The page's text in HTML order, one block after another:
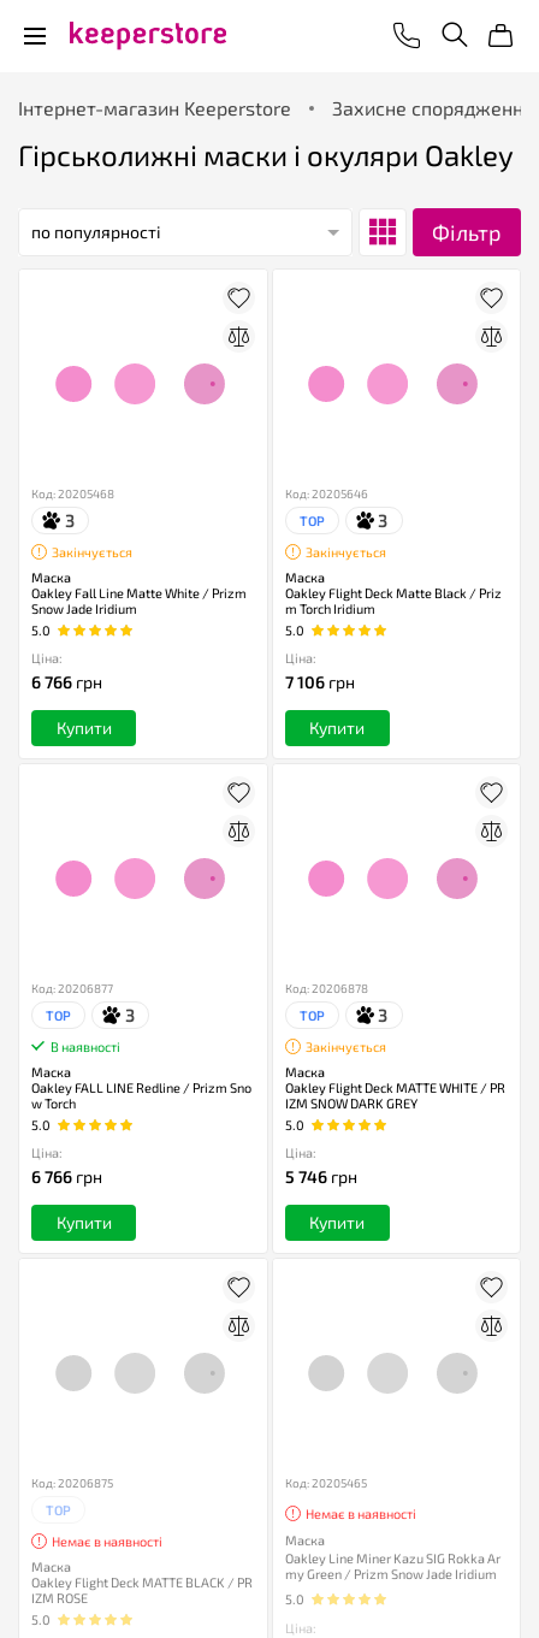
Інтернет-магазин Keeperstore Захисне спорядження
Гірськолижні маски і окуляри Oakley
по популярності Фільтр
Код: 20205468
3
Закінчується
Маска
Oakley Fall Line Matte White / Prizm
Snow Jade Iridium
5.0
Ціна:
6 766 грн
Купити
Код: 20205646
TOP 3
Закінчується
Маска
Oakley Flight Deck Matte Black / Priz
m Torch Iridium
5.0
Ціна:
7 106грн
Купити
Код: 20206877
TOP 3
В наявності
Маска
Oakley FALL LINE Redline / Prizm Sno
w Torch
5.0
Ціна:
6 766 грн
Купити
Код: 20206878
TOP 3
Закінчується
Маска
Oakley Flight Deck MATTE WHITE / PR
IZM SNOW DARK GREY
5.0
Ціна:
5 746грн
Купити
Код: 20206875
TOP
Немає в наявності
Маска
Oakley Flight Deck MATTE BLACK / PR
IZM ROSE
5.0
Код: 20205465
Немає в наявності
Маска
Oakley Line Miner Kazu SIG Rokka Ar
my Green / Prizm Snow Jade Iridium
5.0
Ціна: